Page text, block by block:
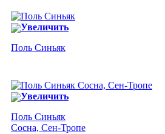
Увеличить
Поль Синьяк
Увеличить
Поль Синьяк
Сосна, Сен-Тропе